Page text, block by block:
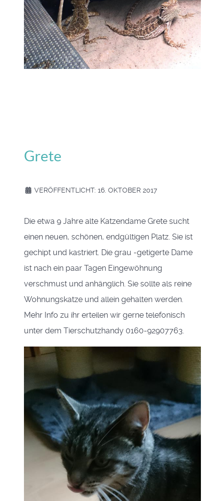
Grete
VERÖFFENTLICHT: 16. OKTOBER 2017
Die etwa 9 Jahre alte Katzendame Grete sucht
einen neuen, schönen, endgültigen Platz. Sie ist
gechipt und kastriert. Die grau -getigerte Dame
ist nach ein paar Tagen Eingewöhnung
verschmust und anhänglich. Sie sollte als reine
Wohnungskatze und allein gehalten werden.
Mehr Info zu ihr erteilen wir gerne telefonisch
unter dem Tierschutzhandy 0160-92907763.